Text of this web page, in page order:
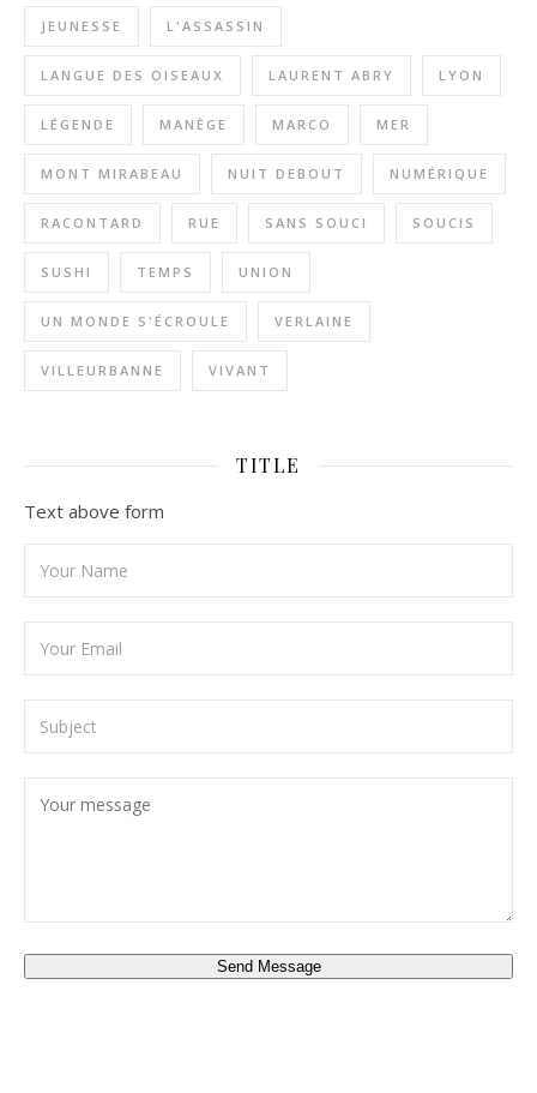
JEUNESSE L'ASSASSIN
LANGUE DES OISEAUX LAURENT ABRY LYON
LÉGENDE MANÈGE MARCO MER
MONT MIRABEAU NUIT DEBOUT NUMÉRIQUE
RACONTARD RUE SANS SOUCI SOUCIS
SUSHI TEMPS UNION
UN MONDE S'ÉCROULE VERLAINE
VILLEURBANNE VIVANT
TITLE
Text above form
Send Message